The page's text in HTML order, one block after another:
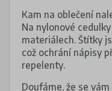
Kam na oblečení
Na nylonové
materiálech. Štítky
což ochrání nápisy
repelenty.
Doufáme, že se